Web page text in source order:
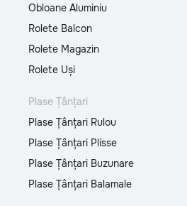
Obloane Aluminiu
Rolete Balcon
Rolete Magazin
Rolete Uși
Plase Țânțari
Plase Țânțari Rulou
Plase Țânțari Plisse
Plase Țânțari Buzunare
Plase Țânțari Balamale